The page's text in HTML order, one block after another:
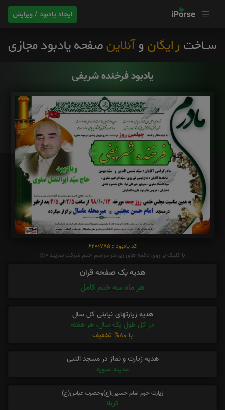
ایجاد یادبود / ویرایش
یادبود فرخنده شریفی
کد یادبود : 6200785
با کلیک بر روی دکمه های زیر،در مراسم ختم شرکت نمایید p:0
هدیه یک صفحه قرآن
هر ماه سه ختم کامل
هدیه زیارتهای نیابتی کل سال
در کل طول یک سال، هر هفته
با 80% تخفیف
هدیه زیارت و نماز در مسجد النبی
مدینه منوره
زیارت حرم امام حسین(ع)وحضرت عباس(ع)
کربلا